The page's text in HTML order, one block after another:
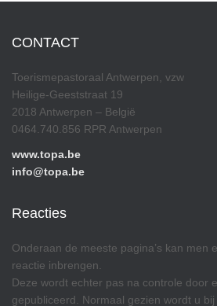
CONTACT
Toerismepastoraal Antwerpen, vzw
Heilige-Geeststraat 19
2018 Antwerpen – België
0464.740.856 RPR Antwerpen
www.topa.be
info@topa.be
Reacties
Onderaan de meeste pagina’s kan men
reactie inbrengen.
Deze wordt echter pas na controle door
gepubliceerd. Normaal gezien wordt u